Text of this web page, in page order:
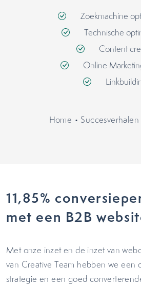
Zoekmachine
Technische
Content
Online
Home •Succesverhalen
11,85%
met een B2B
Met onze inzet en de inzet van
van Creative Team hebben we een
strategie en een goed